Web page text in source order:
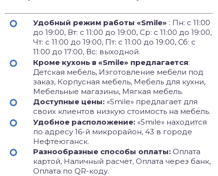
Удобный режим работы «Smile» : Пн: с 11:00
до 19:00, Вт: с 11:00 до 19:00, Ср: с 11:00 до 19:00,
Чт: с 11:00 до 19:00, Пт: с 11:00 до 19:00, Сб: с
11:00 до 17:00, Вс: выходной.
Кроме кухонь в «Smile» предлагается:
Детская мебель, Изготовление мебели под
заказ, Корпусная мебель, Мебель для кухни,
Мебельные магазины, Мягкая мебель.
Доступные цены: «Smile» предлагает для
своих клиентов низкую стоимость на мебель.
Удобное расположение: «Smile» находится
по адресу 16-й микрорайон, 43 в городе
Нефтеюганск.
Разнообразные способы оплаты: Оплата
картой, Наличный расчёт, Оплата через банк,
Оплата по QR-коду.